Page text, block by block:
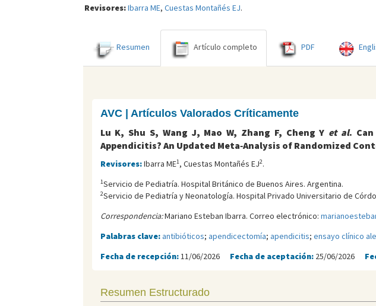
Revisores:Ibarra ME, Cuestas Montañés EJ.
Resumen Artículo completo PDF
AVC | Artículos Valorados Críticamente
Lu K, Shu S, Wang J, Mao W, Zhang F, Cheng Y et al.
Appendicitis? An Updated Meta‑Analysis of Randomized
Revisores:Ibarra ME1, Cuestas Montañés EJ2.
1Servicio de Pediatría. Hospital Británico de Buenos Aires. Argentina.
2Servicio de Pediatría y Neonatología. Hospital Privado Universitario de
Correspondencia:Mariano Esteban Ibarra. Correo electrónico:
Palabras clave:antibióticos; apendicectomía; apendicitis; ensayo clínico
Fecha de recepción:11/06/2026 Fecha de aceptación: 25/06/2026
Resumen Estructurado